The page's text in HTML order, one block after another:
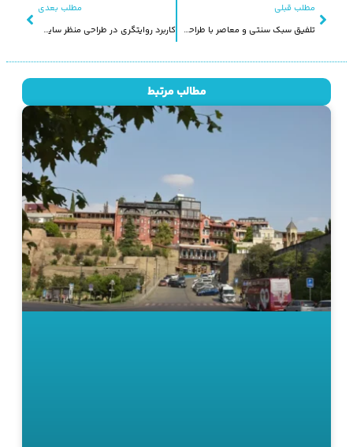
مطلب قبلی
تلفیق سبک سنتی و معاصر با طراحی منظر باغ – هتل مجلل 137 ستونه
مطلب بعدی
کاربرد روایتگری در طراحی منظر سایت تاریخی
مطالب مرتبط